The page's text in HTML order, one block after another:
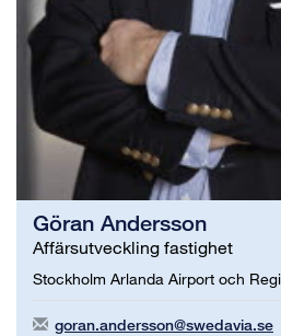
Göran Andersson
Affärsutveckling fastighet
Stockholm Arlanda Airport och
goran.andersson@swedavia.se